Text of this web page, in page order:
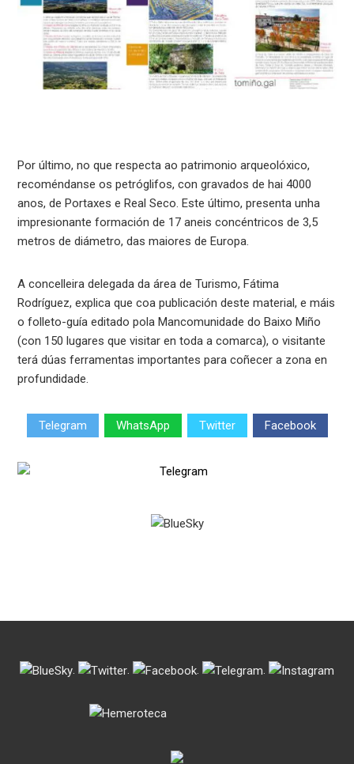
Por último, no que respecta ao patrimonio arqueolóxico,
recoméndanse os petróglifos, con gravados de hai 4000
anos, de Portaxes e Real Seco. Este último, presenta unha
impresionante formación de 17 aneis concéntricos de 3,5
metros de diámetro, das maiores de Europa.
A concelleira delegada da área de Turismo, Fátima
Rodríguez, explica que coa publicación deste material, e máis
o folleto-guía editado pola Mancomunidade do Baixo Miño
(con 150 lugares que visitar en toda a comarca), o visitante
terá dúas ferramentas importantes para coñecer a zona en
profundidade.
Telegram WhatsApp Twitter Facebook